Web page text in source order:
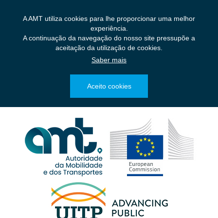
A AMT utiliza cookies para lhe proporcionar uma melhor
experiência.
A continuação da navegação do nosso site pressupõe a
aceitação da utilização de cookies.
Saber mais
Aceito cookies